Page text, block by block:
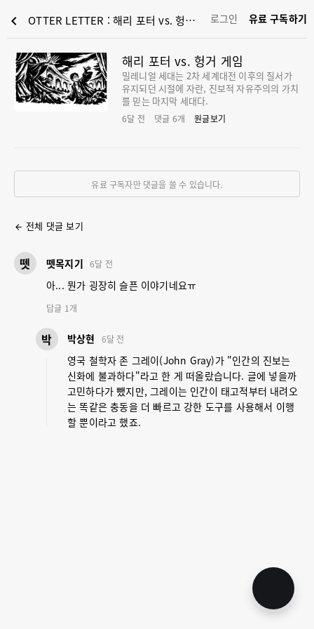
chevron_left OTTER LETTER : 해리 포터 vs. 헝거 게임 로그인 유료 구독하기
해리 포터 vs. 헝거 게임
밀레니얼 세대는 2차 세계대전 이후의 질서가
유지되던 시절에 자란, 진보적 자유주의의 가치
를 믿는 마지막 세대다.
6달 전 댓글 6개 원글보기
유료 구독자만 댓글을 쓸 수 있습니다.
arrow_back 전체 댓글 보기
뗏 뗏목지기 6달 전
아... 뭔가 굉장히 슬픈 이야기네요ㅠ
답글 1 개
박 박상현 6달 전
영국 철학자 존 그레이(John Gray)가 "인간의 진보는
신화에 불과하다"라고 한 게 떠올랐습니다. 글에 넣을까
고민하다가 뺐지만, 그레이는 인간이 태고적부터 내려오
는 똑같은 충동을 더 빠르고 강한 도구를 사용해서 이행
할 뿐이라고 했죠.